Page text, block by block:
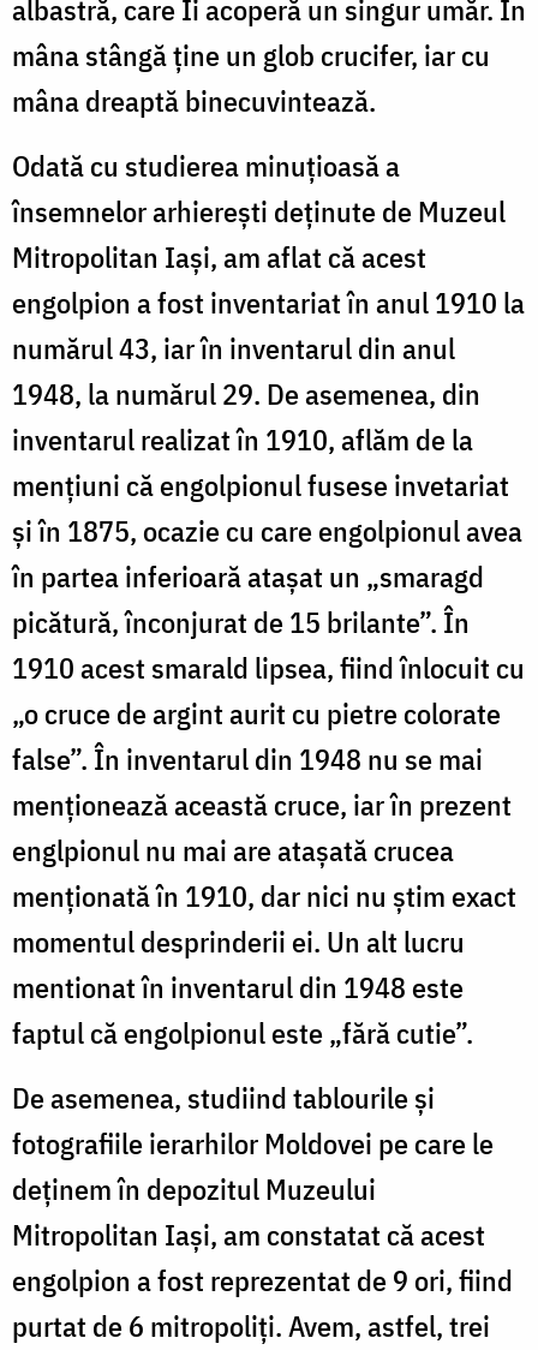
albastră, care Îi acoperă un singur umăr. În
mâna stângă ține un glob crucifer, iar cu
mâna dreaptă binecuvintează.
Odată cu studierea minuțioasă a
însemnelor arhierești deținute de Muzeul
Mitropolitan Iași, am aflat că acest
engolpion a fost inventariat în anul 1910 la
numărul 43, iar în inventarul din anul
1948, la numărul 29. De asemenea, din
inventarul realizat în 1910, aflăm de la
mențiuni că engolpionul fusese invetariat
și în 1875, ocazie cu care engolpionul avea
în partea inferioară atașat un „smaragd
picătură, înconjurat de 15 brilante”. În
1910 acest smarald lipsea, fiind înlocuit cu
„o cruce de argint aurit cu pietre colorate
false”. În inventarul din 1948 nu se mai
menționează această cruce, iar în prezent
englpionul nu mai are atașată crucea
menționată în 1910, dar nici nu știm exact
momentul desprinderii ei. Un alt lucru
mentionat în inventarul din 1948 este
faptul că engolpionul este „fără cutie”.
De asemenea, studiind tablourile și
fotografiile ierarhilor Moldovei pe care le
deținem în depozitul Muzeului
Mitropolitan Iași, am constatat că acest
engolpion a fost reprezentat de 9 ori, fiind
purtat de 6 mitropoliți. Avem, astfel, trei